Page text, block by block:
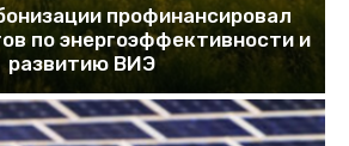
профинансировал
по энергоэффективности и
развитию ВИЭ